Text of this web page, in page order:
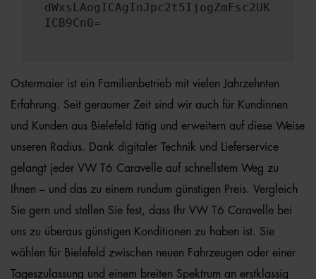
dWxsLAogICAgInJpc2t5IjogZmFsc2UK
ICB9Cn0=
Ostermaier ist ein Familienbetrieb mit vielen Jahrzehnten
Erfahrung. Seit geraumer Zeit sind wir auch für Kundinnen
und Kunden aus Bielefeld tätig und erweitern auf diese Weise
unseren Radius. Dank digitaler Technik und Lieferservice
gelangt jeder VW T6 Caravelle auf schnellstem Weg zu
Ihnen – und das zu einem rundum günstigen Preis. Vergleich
Sie gern und stellen Sie fest, dass Ihr VW T6 Caravelle bei
uns zu überaus günstigen Konditionen zu haben ist. Sie
wählen für Bielefeld zwischen neuen Fahrzeugen oder einer
Tageszulassung und einem breiten Spektrum an erstklassig